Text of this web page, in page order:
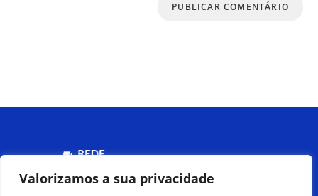
Valorizamos a sua privacidade